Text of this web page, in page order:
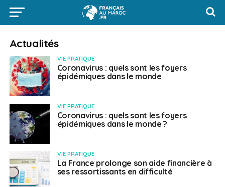
Actualités
VIE PRATIQUE
Coronavirus : quels sont les foyers
épidémiques dans le monde
VIE PRATIQUE
Coronavirus : quels sont les foyers
épidémiques dans le monde ?
VIE PRATIQUE
La France prolonge son aide financière à
ses ressortissants en difficulté